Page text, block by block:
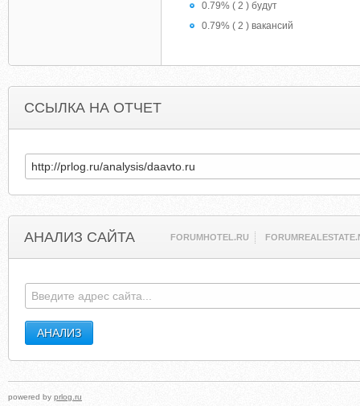
0.79% ( 2 ) будут
0.79% ( 2 ) вакансий
ССЫЛКА НА ОТЧЕТ
АНАЛИЗ САЙТА FORUMHOTEL.RU
powered by prlog.ru